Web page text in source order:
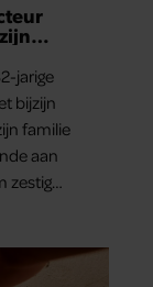
jarige
bijzijn
familie
aan
zestig